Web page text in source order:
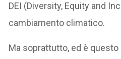
DEI (Diversity, Equity and
cambiamento climatico.
Ma soprattutto, ed è questo